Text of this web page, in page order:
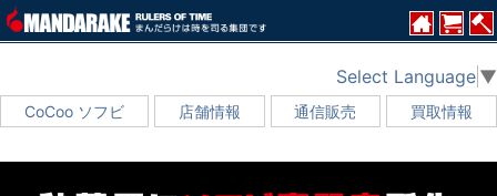
CoCoo ソフビ 店舗情報 通信販売 買取情報
Select Language ▼